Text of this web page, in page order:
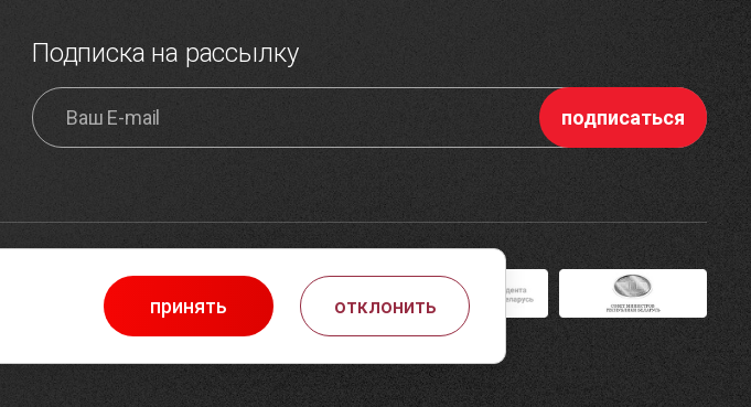
Подписка на рассылку
Карта сайта
Выбор настроек cookie
принять отклонить